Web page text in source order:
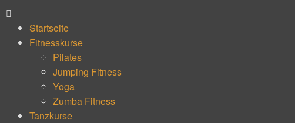
Startseite
Fitnesskurse
Pilates
Jumping Fitness
Yoga
Zumba Fitness
Tanzkurse